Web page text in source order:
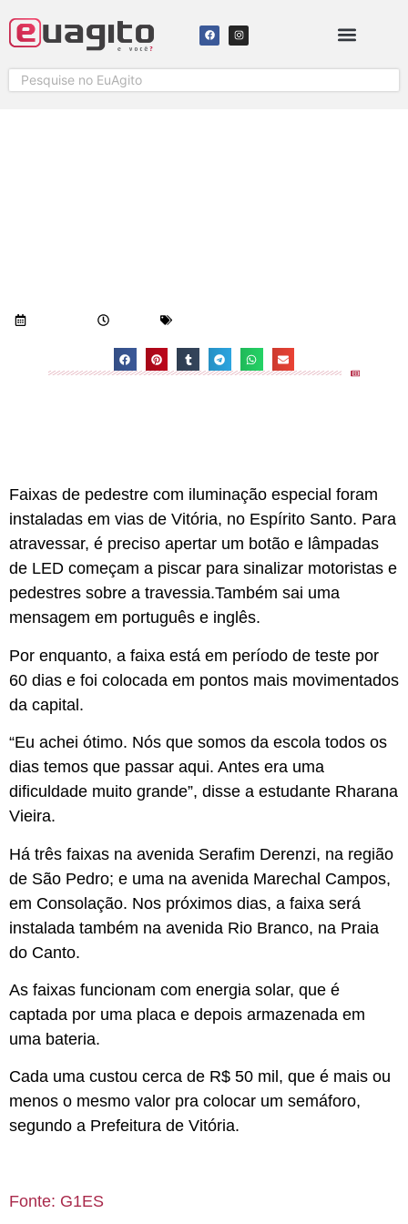
8:47 am
Faixas de pedestre com iluminação especial foram
instaladas em vias de Vitória, no Espírito Santo. Para
atravessar, é preciso apertar um botão e lâmpadas
de LED começam a piscar para sinalizar motoristas e
pedestres sobre a travessia.Também sai uma
mensagem em português e inglês.
Por enquanto, a faixa está em período de teste por
60 dias e foi colocada em pontos mais movimentados
da capital.
“Eu achei ótimo. Nós que somos da escola todos os
dias temos que passar aqui. Antes era uma
dificuldade muito grande”, disse a estudante Rharana
Vieira.
Há três faixas na avenida Serafim Derenzi, na região
de São Pedro; e uma na avenida Marechal Campos,
em Consolação. Nos próximos dias, a faixa será
instalada também na avenida Rio Branco, na Praia
do Canto.
As faixas funcionam com energia solar, que é
captada por uma placa e depois armazenada em
uma bateria.
Cada uma custou cerca de R$ 50 mil, que é mais ou
menos o mesmo valor pra colocar um semáforo,
segundo a Prefeitura de Vitória.
Fonte: G1ES